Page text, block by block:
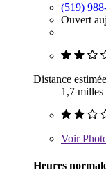
(519)
Ouvert
Distance estimée
1,7 milles
Voir
Heures